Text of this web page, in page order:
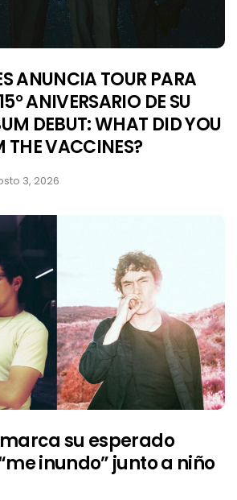
ANUNCIA TOUR PARA
ANIVERSARIO DE SU
DEBUT: WHAT DID YOU
THE VACCINES?
3, 2026
su esperado
inundo” junto a niño